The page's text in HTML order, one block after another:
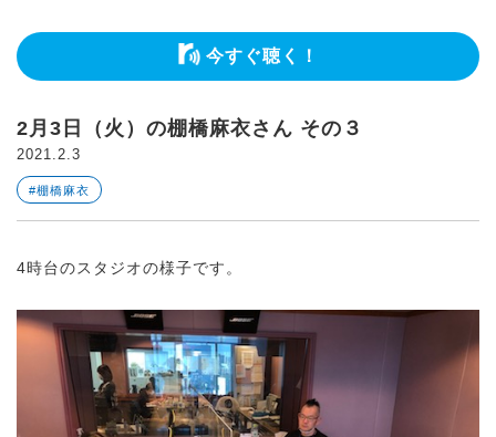
今すぐ聴く！
2月3日（火）の棚橋麻衣さん その３
2021.2.3
#棚橋麻衣
4時台のスタジオの様子です。